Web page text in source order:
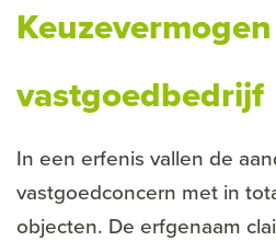
Keuzevermogen
vastgoedbedrijf
In een erfenis vallen de
vastgoedconcern met in
objecten. De erfgenaam